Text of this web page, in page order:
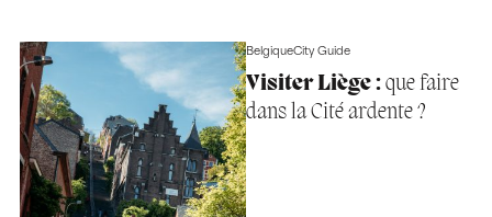
BelgiqueCity Guide
Visiter Liège :que faire
dans la Cité ardente ?